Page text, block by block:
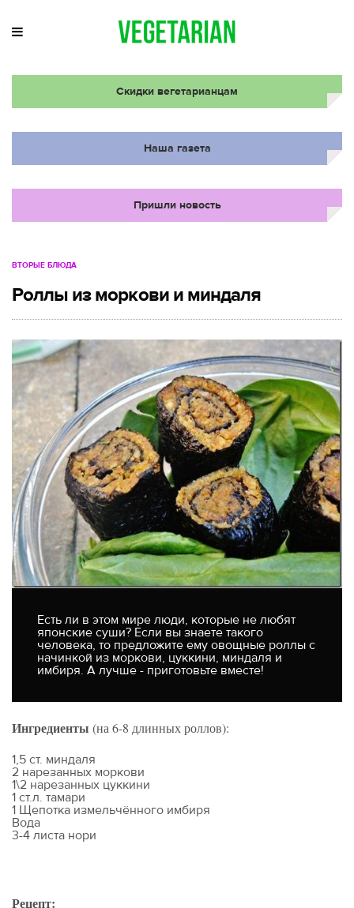
Скидки вегетарианцам
Наша газета
Пришли новость
ВТОРЫЕ БЛЮДА
Роллы из моркови и миндаля
Есть ли в этом мире люди, которые не любят
японские суши? Если вы знаете такого
человека, то предложите ему овощные роллы с
начинкой из моркови, цуккини, миндаля и
имбиря. А лучше - приготовьте вместе!
Ингредиенты (на 6-8 длинных роллов):
1,5 ст. миндаля
2 нарезанных моркови
1\2 нарезанных цуккини
1 ст.л. тамари
1 Щепотка измельчённого имбиря
Вода
3-4 листа нори
Рецепт: